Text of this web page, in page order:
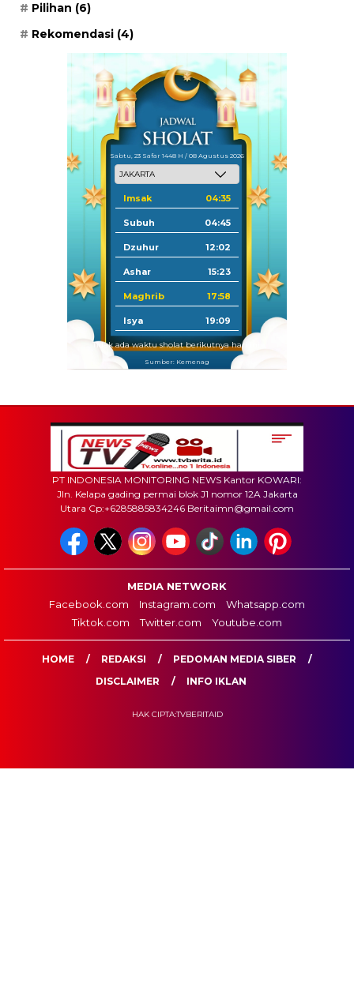
Pilihan (6)
Rekomendasi (4)
Sabtu, 23 Safar 1448 H / 08 Agustus 2026
Imsak 04:35
Subuh 04:45
Dzuhur 12:02
Ashar 15:23
Maghrib 17:58
Isya 19:09
Tidak ada waktu sholat berikutnya hari ini.
Sumber: Kemenag
PT INDONESIA MONITORING NEWS Kantor KOWARI:
Jln. Kelapa gading permai blok J1 nomor 12A Jakarta
Utara Cp:+6285885834246 Beritaimn@gmail.com
MEDIA NETWORK
Facebook.com
Instagram.com
Whatsapp.com
Tiktok.com
Twitter.com Youtube.com
HOME REDAKSI
PEDOMAN MEDIA SIBER
DISCLAIMER
INFO IKLAN
HAK CIPTA:TVBERITAID